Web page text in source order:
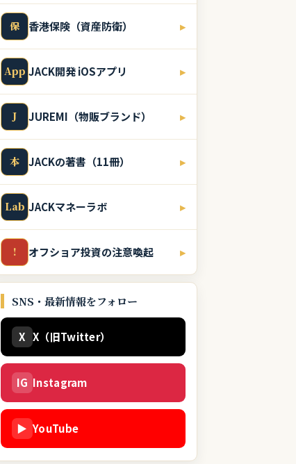
保 香港保険（資産防衛） ▸
App JACK開発 iOSアプリ ▸
J JUREMI（物販ブランド） ▸
本 JACKの著書（11冊） ▸
Lab JACKマネーラボ ▸
! オフショア投資の注意喚起 ▸
SNS・最新情報をフォロー
X X（旧Twitter）
IG Instagram
▶ YouTube